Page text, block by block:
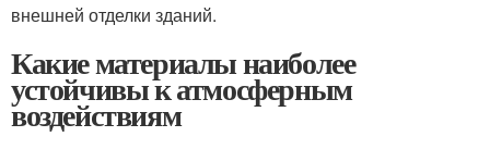
внешней отделки зданий.
Какие материалы наиболее
устойчивы к атмосферным
воздействиям